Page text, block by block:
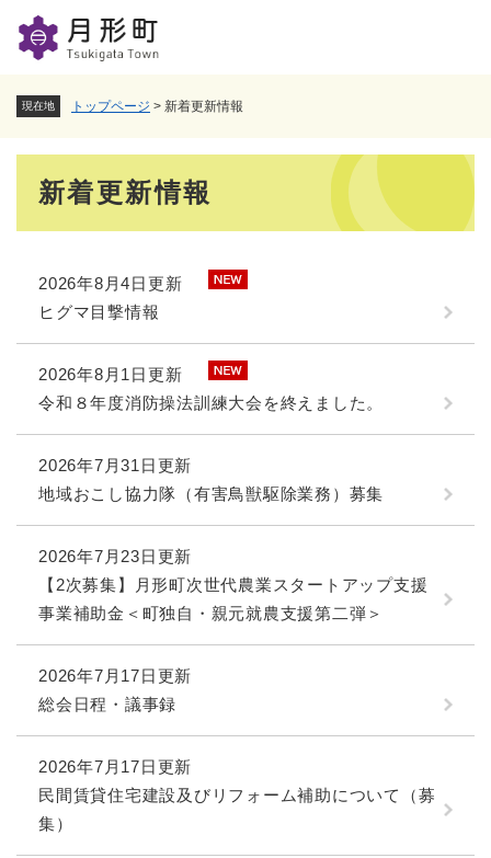
現在地 トップページ > 新着更新情報
新着更新情報
2026年8月4日更新
ヒグマ目撃情報
2026年8月1日更新
令和８年度消防操法訓練大会を終えました。
2026年7月31日更新
地域おこし協力隊（有害鳥獣駆除業務）募集
2026年7月23日更新
【2次募集】月形町次世代農業スタートアップ支援
事業補助金＜町独自・親元就農支援第二弾＞
2026年7月17日更新
総会日程・議事録
2026年7月17日更新
民間賃貸住宅建設及びリフォーム補助について（募
集）